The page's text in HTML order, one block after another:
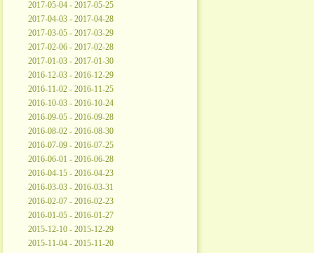
2017-05-04 - 2017-05-25
2017-04-03 - 2017-04-28
2017-03-05 - 2017-03-29
2017-02-06 - 2017-02-28
2017-01-03 - 2017-01-30
2016-12-03 - 2016-12-29
2016-11-02 - 2016-11-25
2016-10-03 - 2016-10-24
2016-09-05 - 2016-09-28
2016-08-02 - 2016-08-30
2016-07-09 - 2016-07-25
2016-06-01 - 2016-06-28
2016-04-15 - 2016-04-23
2016-03-03 - 2016-03-31
2016-02-07 - 2016-02-23
2016-01-05 - 2016-01-27
2015-12-10 - 2015-12-29
2015-11-04 - 2015-11-20